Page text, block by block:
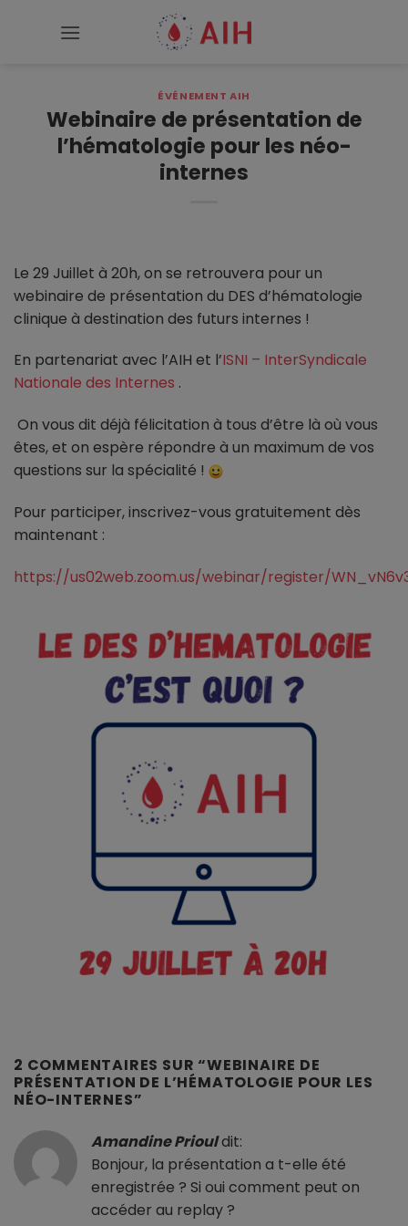
ÉVÉNEMENT AIH
Webinaire de présentation de
l’hématologie pour les néo-
internes
Le 29 Juillet à 20h, on se retrouvera pour un
webinaire de présentation du DES d’hématologie
clinique à destination des futurs internes !
En partenariat avec l’AIH et l’ISNI – InterSyndicale
Nationale des Internes .
On vous dit déjà félicitation à tous d’être là où vous
êtes, et on espère répondre à un maximum de vos
questions sur la spécialité !
Pour participer, inscrivez-vous gratuitement dès
maintenant :
https://us02web.zoom.us/webinar/register/
2 COMMENTAIRES SUR “WEBINAIRE DE
PRÉSENTATION DE L’HÉMATOLOGIE POUR LES
NÉO-INTERNES”
Amandine Priouldit:
Bonjour, la présentation a t-elle été
enregistrée ? Si oui comment peut on
accéder au replay ?